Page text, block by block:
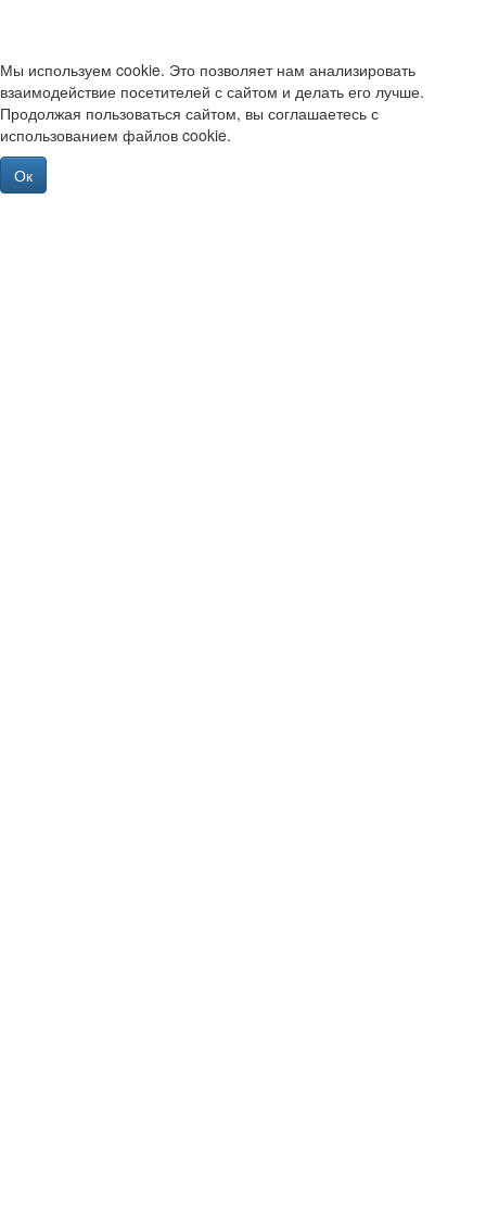
Мы используем cookie. Это позволяет нам анализировать
взаимодействие посетителей с сайтом и делать его лучше.
Продолжая пользоваться сайтом, вы соглашаетесь с
использованием файлов cookie.
Ок